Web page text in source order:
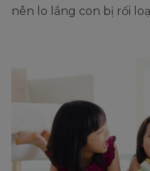
nên lo lắng con bị rối